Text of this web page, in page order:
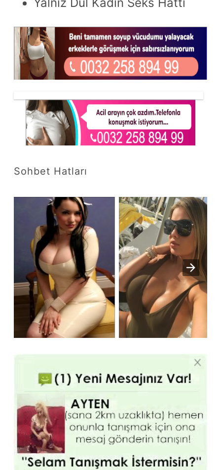
Sohbet Hatları